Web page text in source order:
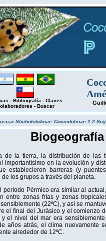
- Bibliografía - Claves
- Buscar
Sticholotidinae Coccidulinae 1 2
de la tierra, la distribución de las
importantísimo en la evolución y
establecieron barreras (y
los grupos a través del planeta.
período Pérmico era similar al
entre zonas frías y zonas
(22ºC), y así se
el final del Jurásico y el comienzo
el nivel del mar era
años atrás, el clima nuevamente
alrededor de 12ºC.